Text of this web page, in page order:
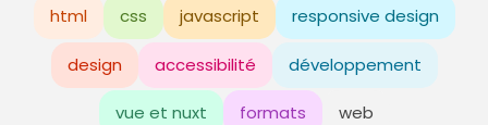
html css javascript responsive design
design accessibilité développement
vue et nuxt formats web